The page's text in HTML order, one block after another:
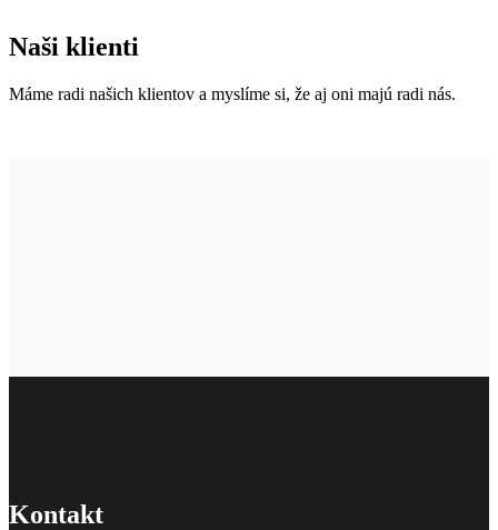
Naši klienti
Máme radi našich klientov a myslíme si, že aj oni majú radi nás.
Kontakt